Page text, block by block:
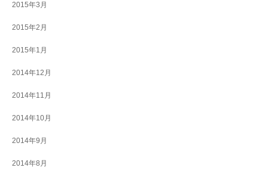
2015年3月
2015年2月
2015年1月
2014年12月
2014年11月
2014年10月
2014年9月
2014年8月